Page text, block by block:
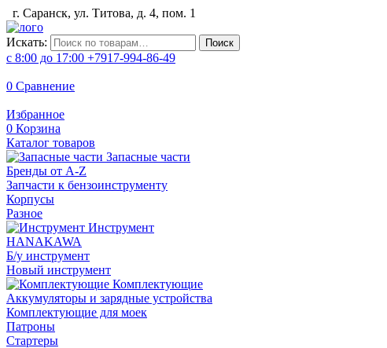
г. Саранск, ул. Титова, д. 4, пом. 1
Искать: Поиск
с 8:00 до 17:00 +7917-994-86-49
0 Сравнение
Избранное
0 Корзина
Каталог товаров
Запасные части
Бренды от A-Z
Запчасти к бензоинструменту
Корпусы
Разное
Инструмент
HANAKAWA
Б/у инструмент
Новый инструмент
Комплектующие
Аккумуляторы и зарядные устройства
Комплектующие для моек
Патроны
Стартеры